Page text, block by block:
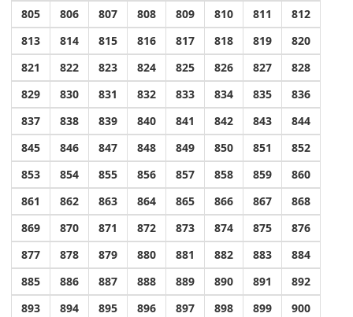
805
806 807 808 809 810 811
812
813
814 815 816 817 818 819
820
821
822 823 824 825 826 827
828
829
830 831 832 833 834 835
836
837
838 839 840 841 842 843
844
845
846 847 848 849 850 851
852
853
854 855 856 857 858 859
860
861
862 863 864 865 866 867
868
869
870 871 872 873 874 875
876
877
878 879 880 881 882 883
884
885
886 887 888 889 890 891
892
893
894 895 896 897 898 899
900